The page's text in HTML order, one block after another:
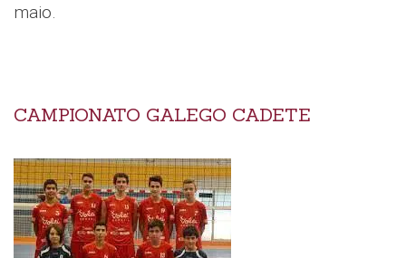
maio.
CAMPIONATO GALEGO CADETE